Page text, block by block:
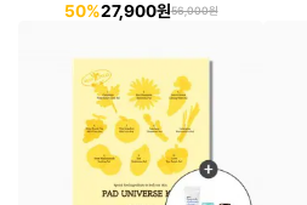
50%27,900원56,000원